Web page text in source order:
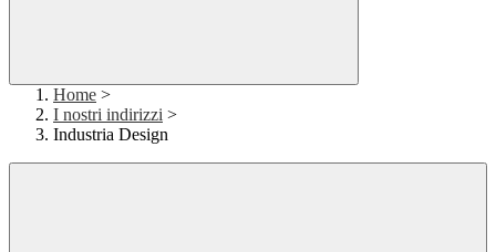
Home >
I nostri indirizzi >
Industria Design